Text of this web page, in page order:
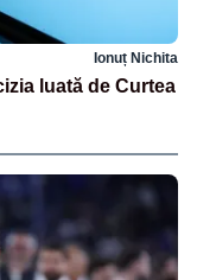
Ionuț Nichita
luată de Curtea